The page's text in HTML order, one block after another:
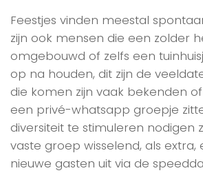
Feestjes vinden meestal
zijn ook mensen die een zolder
omgebouwd of zelfs een
op na houden, dit zijn de
die komen zijn vaak bekenden
een privé-whatsapp groepje
diversiteit te stimuleren nodigen
vaste groep wisselend, als extra,
nieuwe gasten uit via de